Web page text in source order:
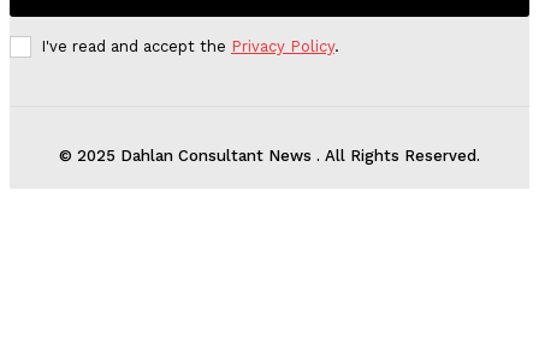
I've read and accept the Privacy Policy.
© 2025 Dahlan Consultant News . All Rights Reserved.